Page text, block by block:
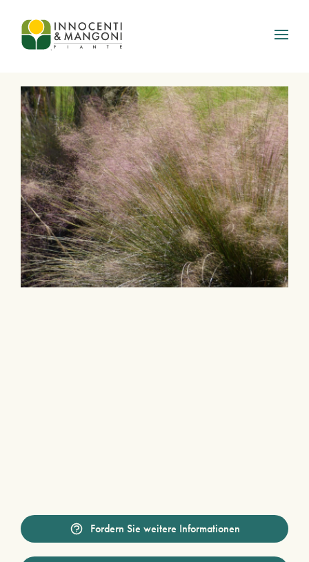
Skip to main content
Fordern Sie weitere Informationen